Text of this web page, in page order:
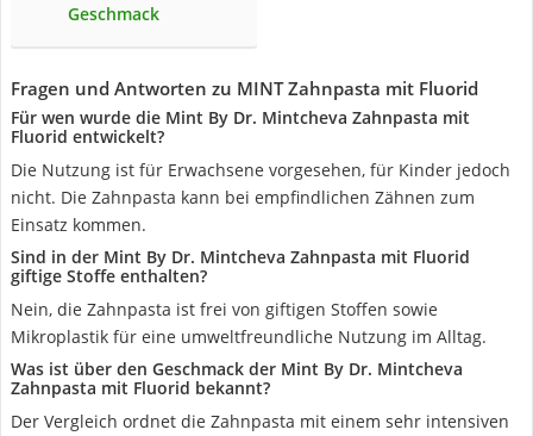
Geschmack
Fragen und Antworten zu MINT Zahnpasta mit Fluorid
Für wen wurde die Mint By Dr. Mintcheva Zahnpasta mit
Fluorid entwickelt?
Die Nutzung ist für Erwachsene vorgesehen, für Kinder jedoch
nicht. Die Zahnpasta kann bei empfindlichen Zähnen zum
Einsatz kommen.
Sind in der Mint By Dr. Mintcheva Zahnpasta mit Fluorid
giftige Stoffe enthalten?
Nein, die Zahnpasta ist frei von giftigen Stoffen sowie
Mikroplastik für eine umweltfreundliche Nutzung im Alltag.
Was ist über den Geschmack der Mint By Dr. Mintcheva
Zahnpasta mit Fluorid bekannt?
Der Vergleich ordnet die Zahnpasta mit einem sehr intensiven